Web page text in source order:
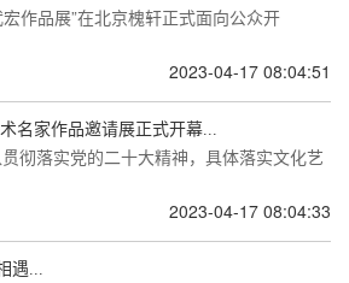
作品展”在北京槐轩正式面向公众开
2023-04-17 08:04:51
名家作品邀请展正式开幕...
彻落实党的二十大精神，具体落实文化艺
2023-04-17 08:04:33
遇...